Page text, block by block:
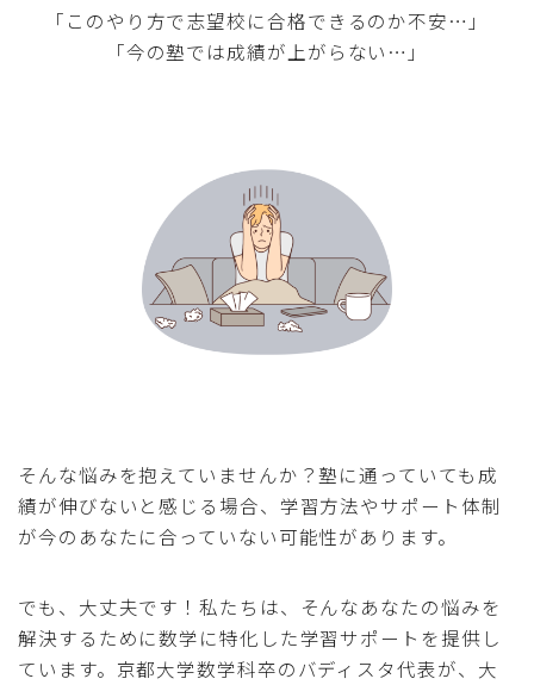
「このやり方で志望校に合格できるのか不安…」
「今の塾では成績が上がらない…」
そんな悩みを抱えていませんか？塾に通っていても成
績が伸びないと感じる場合、学習方法やサポート体制
が今のあなたに合っていない可能性があります。
でも、大丈夫です！私たちは、そんなあなたの悩みを
解決するために数学に特化した学習サポートを提供し
ています。京都大学数学科卒のバディスタ代表が、大